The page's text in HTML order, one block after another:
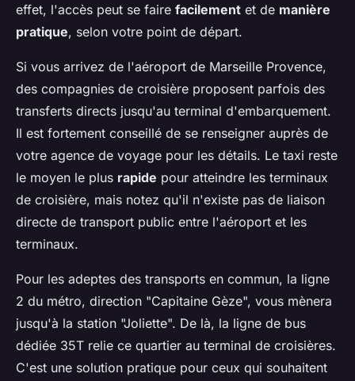
effet, l'accès peut se faire facilement et de manière
pratique, selon votre point de départ.
Si vous arrivez de l'aéroport de Marseille Provence,
des compagnies de croisière proposent parfois des
transferts directs jusqu'au terminal d'embarquement.
Il est fortement conseillé de se renseigner auprès de
votre agence de voyage pour les détails. Le taxi reste
le moyen le plus rapide pour atteindre les terminaux
de croisière, mais notez qu'il n'existe pas de liaison
directe de transport public entre l'aéroport et les
terminaux.
Pour les adeptes des transports en commun, la ligne
2 du métro, direction "Capitaine Gèze", vous mènera
jusqu'à la station "Joliette". De là, la ligne de bus
dédiée 35T relie ce quartier au terminal de croisières.
C'est une solution pratique pour ceux qui souhaitent